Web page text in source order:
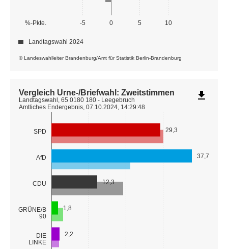
-5 0 5 10
%-Pkte.
© Landeswahlleiter Brandenburg/Amt für Statistik Berlin-Brandenburg
Landtagswahl 2024
SPD
AfD
CDU
GRÜNE/B
90
DIE
LINKE
29,3
37,7
12,3
1,8
2,2
Vergleich Urne-/Briefwahl: Zweitstimmen
Landtagswahl, 65 0180 180 - Leegebruch
Amtliches Endergebnis, 07.10.2024, 14:29:48
file_download